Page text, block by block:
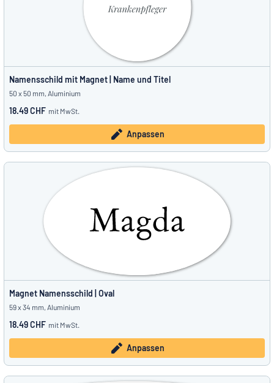
Namensschild mit Magnet | Name und Titel
50 x 50 mm, Aluminium
18.49 CHF mit MwSt.
Anpassen
Magnet Namensschild | Oval
59 x 34 mm, Aluminium
18.49 CHF mit MwSt.
Anpassen